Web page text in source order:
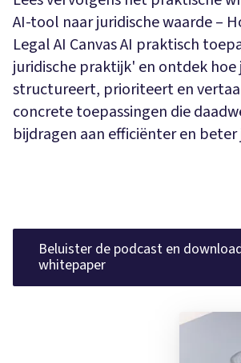
AI-tool naar juridische waarde –
Legal AI Canvas AI praktisch
juridische praktijk' en ontdek hoe
structureert, prioriteert en
concrete toepassingen die
bijdragen aan efficiënter en
Beluister de podcast en
whitepaper